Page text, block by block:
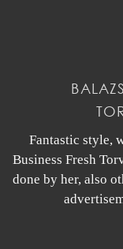
Fantastic style,
Business Fresh
done by her, also